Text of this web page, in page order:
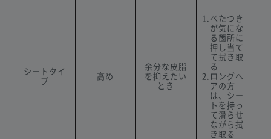
シートタイ
プ
高め
余分な皮脂
を抑えたい
とき
1.べたつき
が気にな
る箇所に
押し当て
て拭き取
る
2.ロングヘ
アの方
は、シー
トを持っ
て滑らせ
ながら拭
き取る